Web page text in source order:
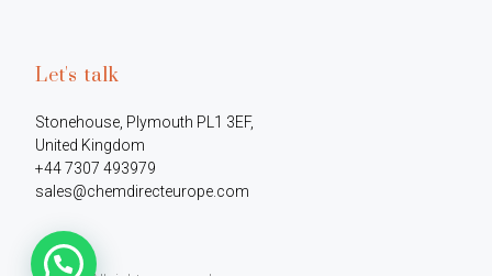
Let's talk
Stonehouse, Plymouth PL1 3EF,
United Kingdom
+44 7307 493979
sales@chemdirecteurope.com